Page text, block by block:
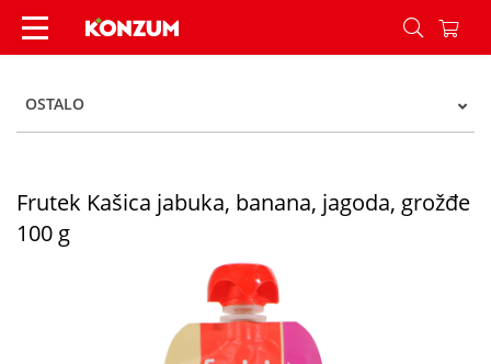
Frutek Kašica jabuka, banana, jagoda, grožđe
OSTALO
Frutek Kašica jabuka, banana, jagoda, grožđe
100 g